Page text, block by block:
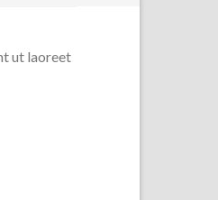
ut laoreet